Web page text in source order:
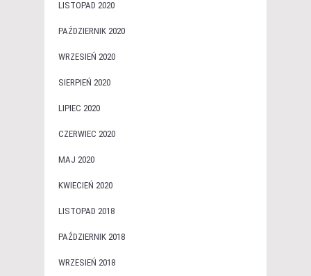
LISTOPAD 2020
PAŹDZIERNIK 2020
WRZESIEŃ 2020
SIERPIEŃ 2020
LIPIEC 2020
CZERWIEC 2020
MAJ 2020
KWIECIEŃ 2020
LISTOPAD 2018
PAŹDZIERNIK 2018
WRZESIEŃ 2018